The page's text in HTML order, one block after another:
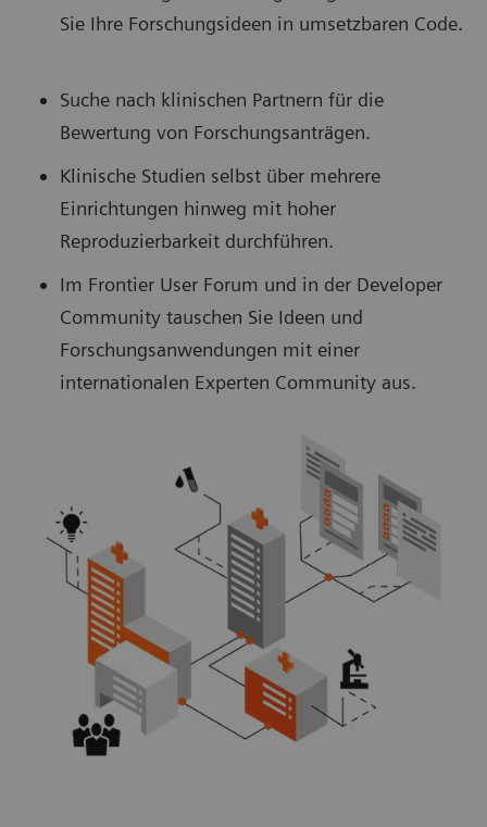
Sie Ihre Forschungsideen in umsetzbaren Code.
Suche nach klinischen Partnern für die
Bewertung von Forschungsanträgen.
Klinische Studien selbst über mehrere
Einrichtungen hinweg mit hoher
Reproduzierbarkeit durchführen.
Im Frontier User Forum und in der Developer
Community tauschen Sie Ideen und
Forschungsanwendungen mit einer
internationalen Experten Community aus.